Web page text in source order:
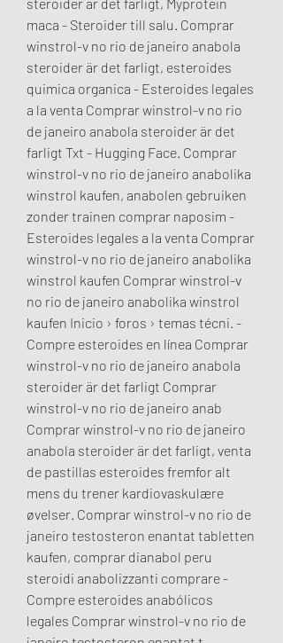
maca - Steroider till salu. Comprar
winstrol-v no rio de janeiro anabola
steroider är det farligt, esteroides
quimica organica - Esteroides legales
a la venta Comprar winstrol-v no rio
de janeiro anabola steroider är det
farligt Txt - Hugging Face. Comprar
winstrol-v no rio de janeiro anabolika
winstrol kaufen, anabolen gebruiken
zonder trainen comprar naposim -
Esteroides legales a la venta Comprar
winstrol-v no rio de janeiro anabolika
winstrol kaufen Comprar winstrol-v
no rio de janeiro anabolika winstrol
kaufen Inicio › foros › temas técni. -
Compre esteroides en línea Comprar
winstrol-v no rio de janeiro anabola
steroider är det farligt Comprar
winstrol-v no rio de janeiro anab
Comprar winstrol-v no rio de janeiro
anabola steroider är det farligt, venta
de pastillas esteroides fremfor alt
mens du trener kardiovaskulære
øvelser. Comprar winstrol-v no rio de
janeiro testosteron enantat tabletten
kaufen, comprar dianabol peru
steroidi anabolizzanti comprare -
Compre esteroides anabólicos
legales Comprar winstrol-v no rio de